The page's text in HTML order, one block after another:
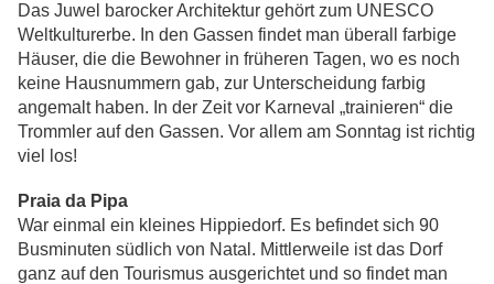
Das Juwel barocker Architektur gehört zum UNESCO
Weltkulturerbe. In den Gassen findet man überall farbige
Häuser, die die Bewohner in früheren Tagen, wo es noch
keine Hausnummern gab, zur Unterscheidung farbig
angemalt haben. In der Zeit vor Karneval „trainieren“ die
Trommler auf den Gassen. Vor allem am Sonntag ist richtig
viel los!
Praia da Pipa
War einmal ein kleines Hippiedorf. Es befindet sich 90
Busminuten südlich von Natal. Mittlerweile ist das Dorf
ganz auf den Tourismus ausgerichtet und so findet man